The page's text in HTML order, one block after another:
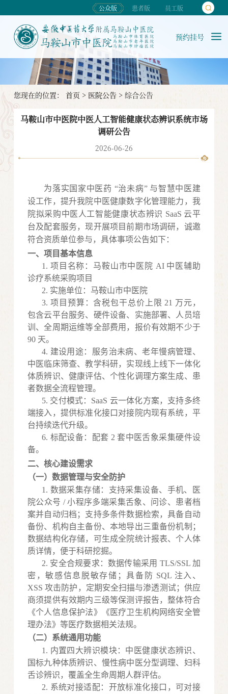
公众版 患者版 员工版
预约挂号
您现在的位置： 首页 > 医院公告> 综合公告
马鞍山市中医院中医人工智能健康状态辨识系统市场
调研公告
2026-06-26
为落实国家中医药 “治未病” 与智慧中医建
设工作，提升我院中医健康数字化管理能力，我
院拟采购中医人工智能健康状态辨识 SaaS 云平
台及配套服务，现开展项目前期市场调研，诚邀
符合资质单位参与，具体事项公告如下：
一、项目基本信息
1. 项目名称：马鞍山市中医院 AI 中医辅助
诊疗系统采购项目
2. 实施单位：马鞍山市中医院
3. 项目预算：含税包干总价上限 21 万元，
包含云平台服务、硬件设备、实施部署、人员培
训、全周期运维等全部费用，报价有效期不少于
90 天。
4. 建设用途：服务治未病、老年慢病管理、
中医临床筛查、教学科研，实现线上线下一体化
体质辨识、健康评估、个性化调理方案生成、患
者数据全流程管理。
5. 交付模式： SaaS 云一体化方案，支持多终
端接入，提供标准化接口对接院内现有系统，平
台持续迭代升级。
6. 标配设备：配套 2 套中医舌象采集硬件设
备。
二、核心建设需求
（一）数据管理与安全防护
1. 数据采集存储：支持采集设备、手机、医
院公众号 / 小程序多端采集舌象、问诊、患者档
案并自动归档；支持多条件数据检索，具备自动
备份、机构自主备份、本地导出三重备份机制；
数据结构化存储，可生成全院统计报表、个人体
质详情，便于科研挖掘。
2. 安全合规要求：数据传输采用 TLS/SSL 加
密，敏感信息脱敏存储；具备防 SQL 注入、
XSS 攻击防护，定期安全扫描与渗透测试；供应
商须提供有效期内三级等保测评报告，整体符合
《个人信息保护法》《医疗卫生机构网络安全管
理办法》等医疗数据相关法规。
（二）系统通用功能
1. 内置四大辨识模块：中医健康状态辨识、
国标九种体质辨识、慢性病中医分型调理、妇科
舌诊辨识，覆盖全生命周期人群评估。
2. 系统对接适配：开放标准化接口，可对接